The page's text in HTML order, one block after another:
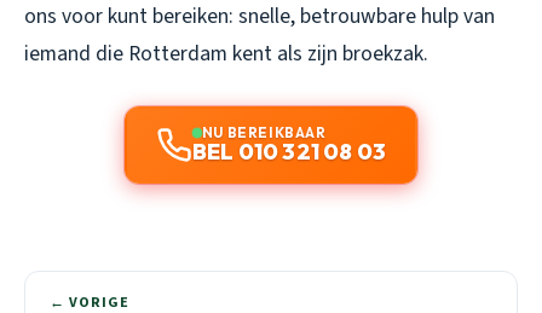
ons voor kunt bereiken: snelle, betrouwbare hulp van
iemand die Rotterdam kent als zijn broekzak.
NU BEREIKBAAR
BEL 010 321 08 03
← VORIGE